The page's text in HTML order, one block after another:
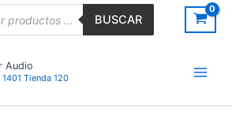
BUSCAR
Audio
Tienda 120